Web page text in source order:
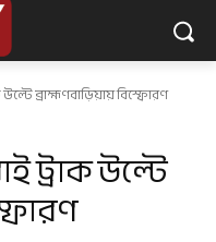
উল্টে ব্রাহ্মণবাড়িয়ায় বিস্ফোরণ
ট্রাক উল্টে